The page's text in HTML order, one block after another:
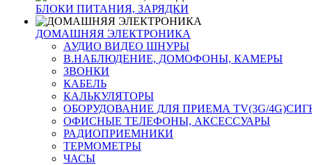
БЛОКИ ПИТАНИЯ, ЗАРЯДКИ
ДОМАШНЯЯ ЭЛЕКТРОНИКА
АУДИО ВИДЕО ШНУРЫ
В.НАБЛЮДЕНИЕ, ДОМОФОНЫ, КАМЕРЫ
ЗВОНКИ
КАБЕЛЬ
КАЛЬКУЛЯТОРЫ
ОБОРУДОВАНИЕ ДЛЯ ПРИЕМА TV(3G/
ОФИСНЫЕ ТЕЛЕФОНЫ, АКСЕССУАРЫ
РАДИОПРИЕМНИКИ
ТЕРМОМЕТРЫ
ЧАСЫ